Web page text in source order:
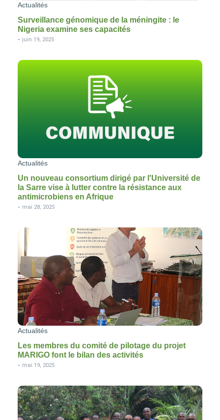
Actualités
Surveillance génomique de la méningite : le
Nigeria examine ses capacités
- juin 19, 2025
Actualités
Un nouveau consortium dirigé par l'Université de
la Sarre vise à lutter contre la résistance aux
antimicrobiens en Afrique
- mai 28, 2025
Actualités
Les membres du comité de pilotage du projet
MARIGO font le bilan des activités
- mai 19, 2025